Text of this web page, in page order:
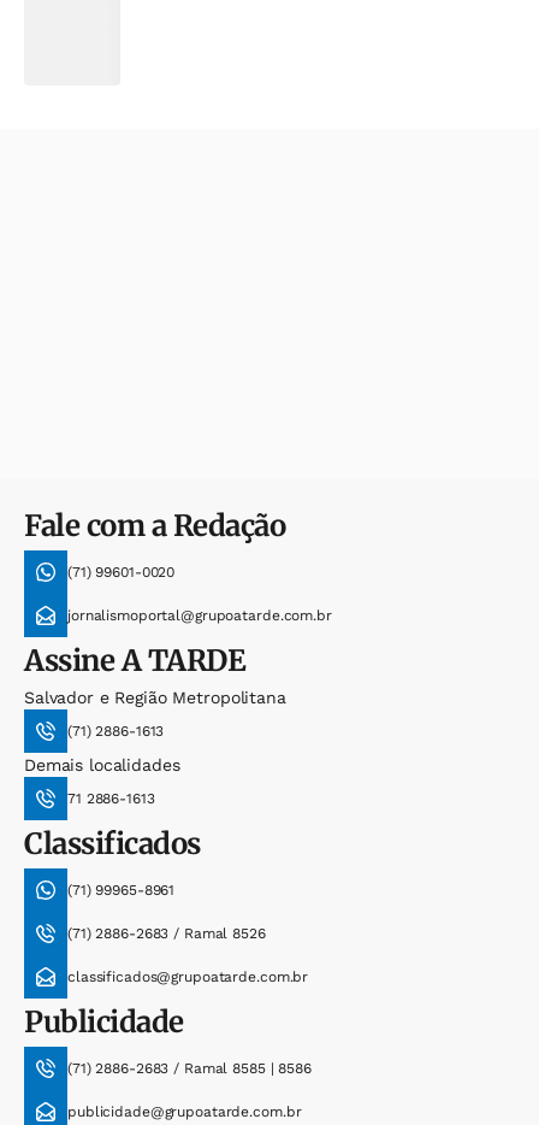
Fale com a Redação
(71) 99601-0020
jornalismoportal@grupoatarde.com.br
AssineA TARDE
Salvador e Região Metropolitana
(71) 2886-1613
Demais localidades
71 2886-1613
Classificados
(71) 99965-8961
(71) 2886-2683 / Ramal 8526
classificados@grupoatarde.com.br
Publicidade
(71) 2886-2683 / Ramal 8585 | 8586
publicidade@grupoatarde.com.br